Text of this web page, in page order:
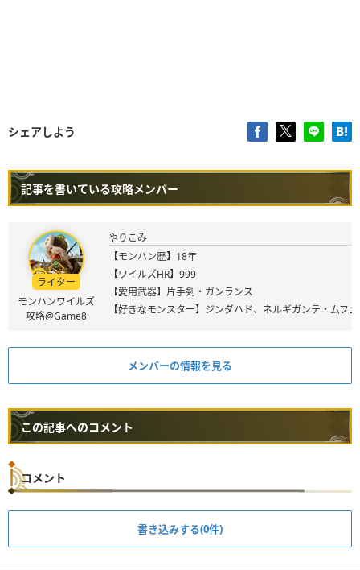
シェアしよう
記事を書いている攻略メンバー
ライター
モンハンワイルズ
攻略@Game8
やりこみ
【モンハン歴】18年
【ワイルズHR】999
【愛用武器】片手剣・ガンランス
【好きなモンスター】ジンダハド、ネルギガンテ・ムフ
メンバーの情報を見る
この記事へのコメント
コメント
書き込みする(0件)